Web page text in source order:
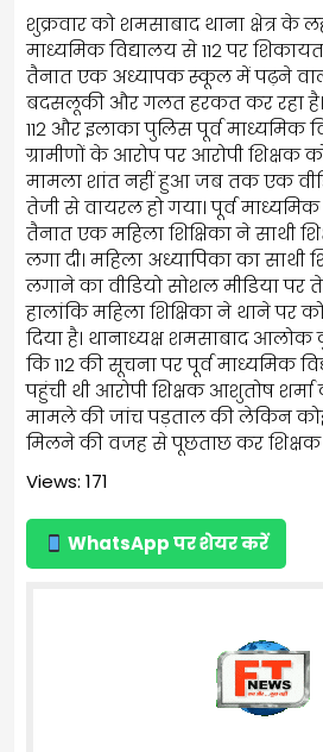
शुक्रवार को शमसाबाद थाना क्षेत्र के
माध्यमिक विद्यालय से 112 पर
तैनात एक अध्यापक स्कूल में पढ़ने
बदसलूकी और गलत हरकत कर रहा
112 और इलाका पुलिस पूर्व माध्यमिक
ग्रामीणों के आरोप पर आरोपी शिक्षक
मामला शांत नहीं हुआ जब तक एक
तेजी से वायरल हो गया। पूर्व
तैनात एक महिला शिक्षिका ने साथी
लगा दी। महिला अध्यापिका का साथी
लगाने का वीडियो सोशल मीडिया पर
हालांकि महिला शिक्षिका ने थाने पर
दिया है। थानाध्यक्ष शमसाबाद आलोक
कि 112 की सूचना पर पूर्व माध्यमिक
पहुंची थी आरोपी शिक्षक आशुतोष
मामले की जांच पड़ताल की लेकिन
मिलने की वजह से पूछताछ कर शिक्षक
Views: 171
WhatsApp पर शेयर करें